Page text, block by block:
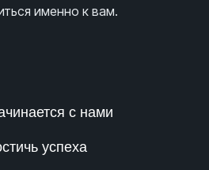
именно к вам.
с нами
успеха